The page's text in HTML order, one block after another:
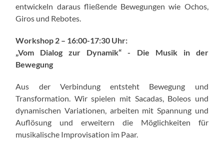
entwickeln daraus fließende Bewegungen wie Ochos,
Giros und Rebotes.
Workshop 2 – 16:00-17:30 Uhr:
„Vom Dialog zur Dynamik“ - Die Musik in der
Bewegung
Aus der Verbindung entsteht Bewegung und
Transformation. Wir spielen mit Sacadas, Boleos und
dynamischen Variationen, arbeiten mit Spannung und
Auflösung und erweitern die Möglichkeiten für
musikalische Improvisation im Paar.